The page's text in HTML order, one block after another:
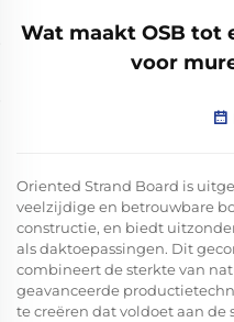
Wat maakt OSB tot
voor
Oriented Strand Board is
veelzijdige en betrouwbare
constructie, en biedt
als daktoepassingen. Dit
combineert de sterkte van
geavanceerde
te creëren dat voldoet aan